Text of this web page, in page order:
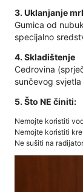
3. Uklanjanje
Gumica od
specijalno
4. Skladištenje
Cedrovina
sunčevog
5. Što NE činiti:
Nemojte koristiti
Nemojte koristiti
Ne sušiti na